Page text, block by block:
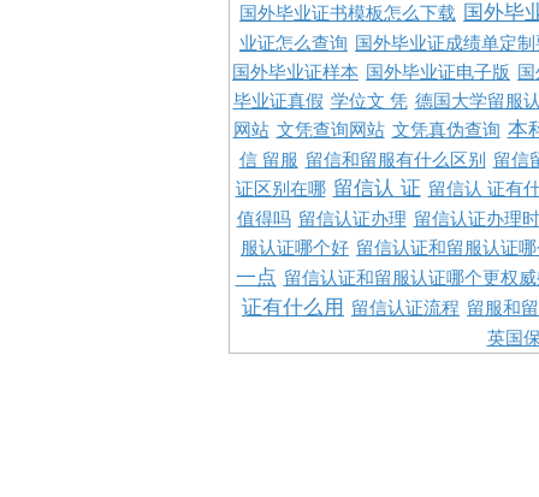
国外毕业证书模板怎么下载 国外毕
业证怎么查询
国外毕业证成绩单定
国外毕业证样本
国外毕业证电子版
毕业证真假 学位文 凭 德国大学留服
网站 文凭查询网站 文凭真伪查询 本
信 留服 留信和留服有什么区别
留信
证区别在哪 留信认 证 留信认 证有
值得吗 留信认证办理 留信认证办理
服认证哪个好 留信认证和留服认证
一点 留信认证和留服认证哪个更权
证有什么用 留信认证流程 留服和
英国